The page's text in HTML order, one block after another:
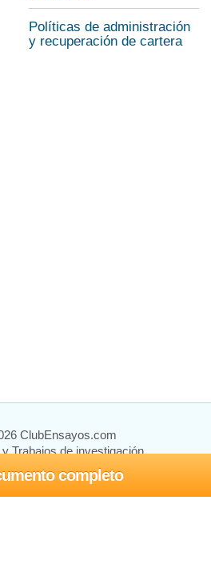
completo
Políticas de administración
y recuperación de cartera
ClubEnsayos.com
Trabajos de investigación